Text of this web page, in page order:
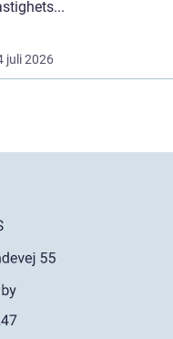
juli 2026